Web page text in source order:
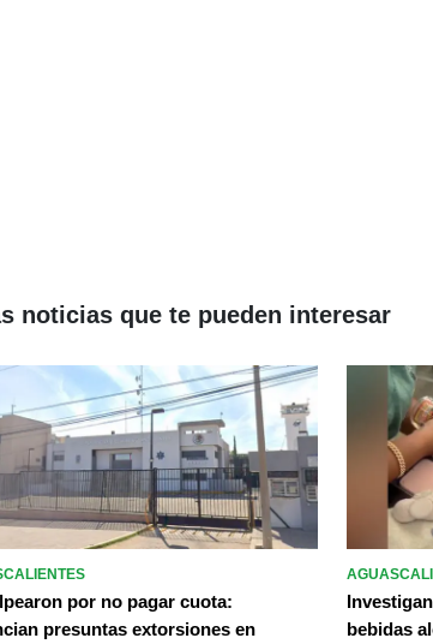
noticias que te pueden interesar
por no pagar cuota:
presuntas extorsiones en
bebidas